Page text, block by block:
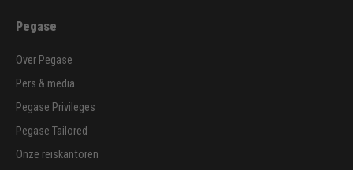
Pegase
Over Pegase
Pers & media
Pegase Privileges
Pegase Tailored
Onze reiskantoren